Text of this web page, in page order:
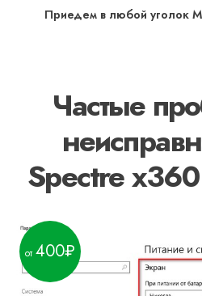
Приедем в любой уголок
Частые
Spectre
400